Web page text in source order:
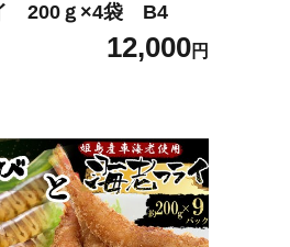
200ｇ×4袋 B4
12,000円